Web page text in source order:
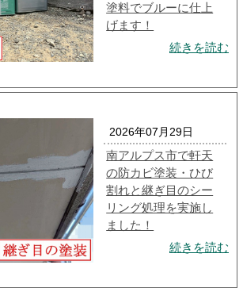
塗料でブルーに仕上
げます！
続きを読む
2026年07月29日
南アルプス市で軒天
の防カビ塗装・ひび
割れと継ぎ目のシー
リング処理を実施し
ました！
続きを読む